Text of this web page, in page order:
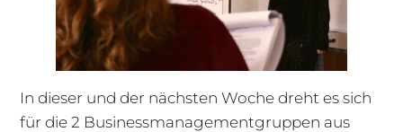
In dieser und der nächsten Woche dreht es sich
für die 2 Businessmanagementgruppen aus